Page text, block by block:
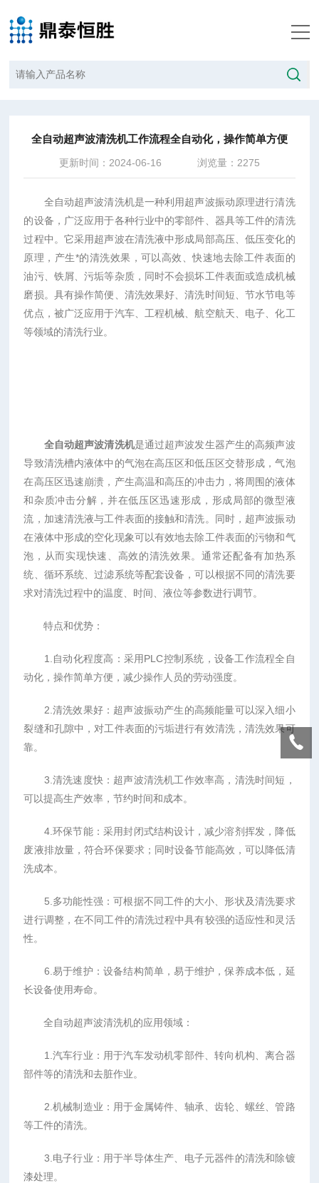
全自动超声波清洗机工作流程全自动化，操作简单方便
更新时间：2024-06-16 浏览量：2275
全自动超声波清洗机是一种利用超声波振动原理进行清洗
的设备，广泛应用于各种行业中的零部件、器具等工件的清洗
过程中。它采用超声波在清洗液中形成局部高压、低压变化的
原理，产生*的清洗效果，可以高效、快速地去除工件表面的
油污、铁屑、污垢等杂质，同时不会损坏工件表面或造成机械
磨损。具有操作简便、清洗效果好、清洗时间短、节水节电等
优点，被广泛应用于汽车、工程机械、航空航天、电子、化工
等领域的清洗行业。
全自动超声波清洗机是通过超声波发生器产生的高频声波
导致清洗槽内液体中的气泡在高压区和低压区交替形成，气泡
在高压区迅速崩溃，产生高温和高压的冲击力，将周围的液体
和杂质冲击分解，并在低压区迅速形成，形成局部的微型液
流，加速清洗液与工件表面的接触和清洗。同时，超声波振动
在液体中形成的空化现象可以有效地去除工件表面的污物和气
泡，从而实现快速、高效的清洗效果。通常还配备有加热系
统、循环系统、过滤系统等配套设备，可以根据不同的清洗要
求对清洗过程中的温度、时间、液位等参数进行调节。
特点和优势：
1.自动化程度高：采用PLC控制系统，设备工作流程全自
动化，操作简单方便，减少操作人员的劳动强度。
2.清洗效果好：超声波振动产生的高频能量可以深入细小
裂缝和孔隙中，对工件表面的污垢进行有效清洗，清洗效果可
靠。
3.清洗速度快：超声波清洗机工作效率高，清洗时间短，
可以提高生产效率，节约时间和成本。
4.环保节能：采用封闭式结构设计，减少溶剂挥发，降低
废液排放量，符合环保要求；同时设备节能高效，可以降低清
洗成本。
5.多功能性强：可根据不同工件的大小、形状及清洗要求
进行调整，在不同工件的清洗过程中具有较强的适应性和灵活
性。
6.易于维护：设备结构简单，易于维护，保养成本低，延
长设备使用寿命。
全自动超声波清洗机的应用领域：
1.汽车行业：用于汽车发动机零部件、转向机构、离合器
部件等的清洗和去脏作业。
2.机械制造业：用于金属铸件、轴承、齿轮、螺丝、管路
等工件的清洗。
3.电子行业：用于半导体生产、电子元器件的清洗和除镀
漆处理。